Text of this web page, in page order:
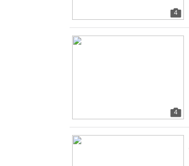
4
4